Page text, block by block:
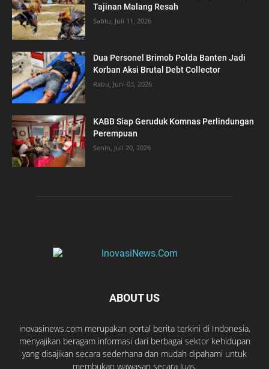
Tajinan Malang Resah
Sabtu, Juli 11, 2026
Dua Personel Brimob Polda Banten Jadi
Korban Aksi Brutal Debt Collector
Rabu, Juni 03, 2026
‎KABB Siap Geruduk Komnas Perlindungan
Perempuan
Senin, Juli 20, 2026
ABOUT US
inovasinews.com merupakan portal berita terkini di Indonesia,
menyajikan beragam informasi dari berbagai sektor kehidupan
yang disajikan secara sederhana dan mudah dipahami untuk
membukan wawasan secara luas.